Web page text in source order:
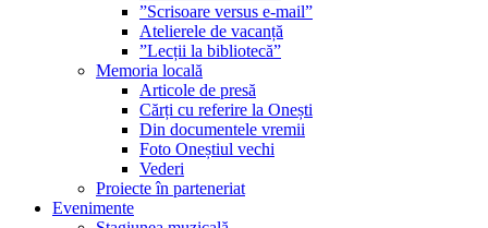
”Scrisoare versus e-mail”
Atelierele de vacanță
”Lecții la bibliotecă”
Memoria locală
Articole de presă
Cărți cu referire la Onești
Din documentele vremii
Foto Oneștiul vechi
Vederi
Proiecte în parteneriat
Evenimente